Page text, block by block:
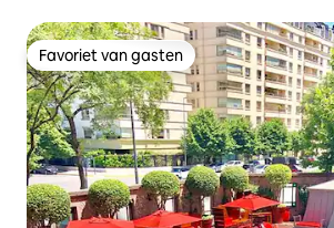
Favoriet van gasten
Favoriet van gasten